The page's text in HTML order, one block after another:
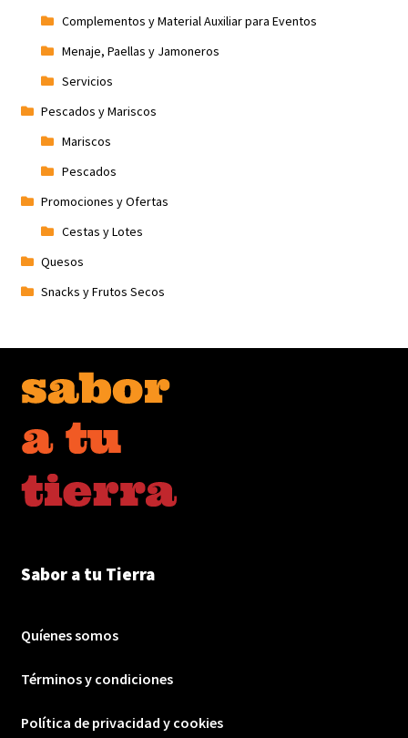
Complementos y Material Auxiliar para Eventos
Menaje, Paellas y Jamoneros
Servicios
Pescados y Mariscos
Mariscos
Pescados
Promociones y Ofertas
Cestas y Lotes
Quesos
Snacks y Frutos Secos
Sabor a tu Tierra
Quíenes somos
Términos y condiciones
Política de privacidad y cookies